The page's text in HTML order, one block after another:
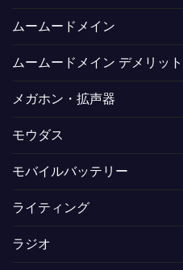
ムームードメイン
ムームードメイン デメリット
メガホン・拡声器
モウダス
モバイルバッテリー
ライティング
ラジオ